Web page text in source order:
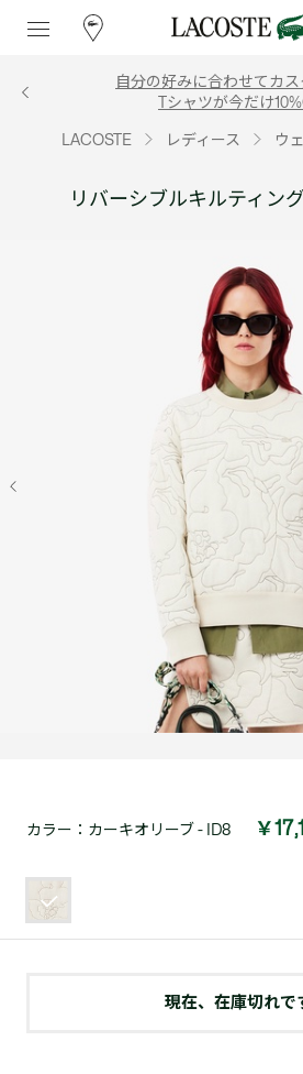
自分の好みに合わせてカス
Tシャツが今だけ
LACOSTE レディース ウ
リバーシブルキルティン
カラー： カーキオリーブ - ID8 ￥
現在、在庫切れで